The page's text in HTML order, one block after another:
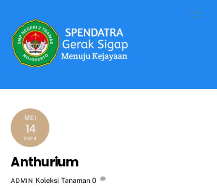
content
MEI
14
2024
Anthurium
ADMIN Koleksi Tanaman 0